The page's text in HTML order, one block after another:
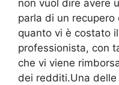
non vuol dire avere
parla di un
quanto vi è costato
professionista, con
che vi viene
dei redditi.Una